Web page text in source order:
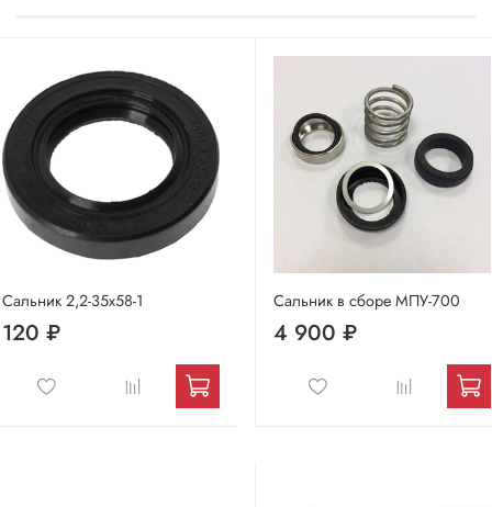
Сальник 2,2-35х58-1
120 ₽
Сальник в сборе МПУ-700
4 900 ₽